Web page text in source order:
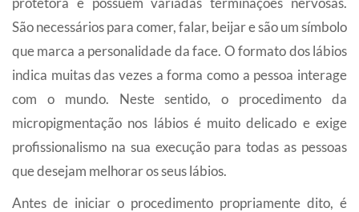
São necessários para comer, falar, beijar e são um símbolo
que marca a personalidade da face. O formato dos lábios
indica muitas das vezes a forma como a pessoa interage
com o mundo. Neste sentido, o procedimento da
micropigmentação nos lábios é muito delicado e exige
profissionalismo na sua execução para todas as pessoas
que desejam melhorar os seus lábios.
Antes de iniciar o procedimento propriamente dito, é